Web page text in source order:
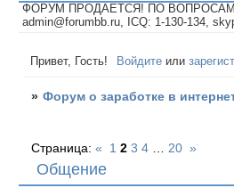
ФОРУМ ПРОДАЕТСЯ! ПО
admin@forumbb.ru, ICQ: 1-130-134,
Привет, Гость! Войдите или
» Форум о заработке в
Общение
Страница:« 1 2 3 4 20 »